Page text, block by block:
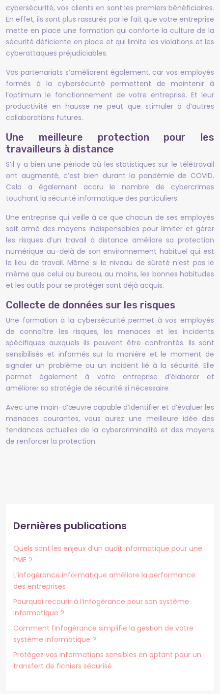
cybersécurité, vos clients en sont les premiers bénéficiaires.
En effet, ils sont plus rassurés par le fait que votre entreprise
mette en place une formation qui conforte la culture de la
sécurité déficiente en place et qui limite les violations et les
cyberattaques préjudiciables.
Vos partenariats s’améliorent également, car vos employés
formés à la cybersécurité permettent de maintenir à
l’optimum le fonctionnement de votre entreprise. Et leur
productivité en hausse ne peut que stimuler à d’autres
collaborations futures.
Une meilleure protection pour les
travailleurs à distance
S’il y a bien une période où les statistiques sur le télétravail
ont augmenté, c’est bien durant la pandémie de COVID.
Cela a également accru le nombre de cybercrimes
touchant la sécurité informatique des particuliers.
Une entreprise qui veille à ce que chacun de ses employés
soit armé des moyens indispensables pour limiter et gérer
les risques d’un travail à distance améliore sa protection
numérique au-delà de son environnement habituel qui est
le lieu de travail. Même si le niveau de sûreté n’est pas le
même que celui au bureau, au moins, les bonnes habitudes
et les outils pour se protéger sont déjà acquis.
Collecte de données sur les risques
Une formation à la cybersécurité permet à vos employés
de connaître les risques, les menaces et les incidents
spécifiques auxquels ils peuvent être confrontés. Ils sont
sensibilisés et informés sur la manière et le moment de
signaler un problème ou un incident lié à la sécurité. Elle
permet également à votre entreprise d’élaborer et
améliorer sa stratégie de sécurité si nécessaire.
Avec une main-d’œuvre capable d’identifier et d’évaluer les
menaces courantes, vous aurez une meilleure idée des
tendances actuelles de la cybercriminalité et des moyens
de renforcer la protection.
Dernières publications
Quels sont les enjeux d’un audit informatique pour une
PME ?
L’infogérance informatique améliore la performance
des entreprises
Pourquoi recourir à l’infogérance pour son système
informatique ?
Comment l’infogérance simplifie la gestion de votre
système informatique ?
Protégez vos informations sensibles en optant pour un
transfert de fichiers sécurisé